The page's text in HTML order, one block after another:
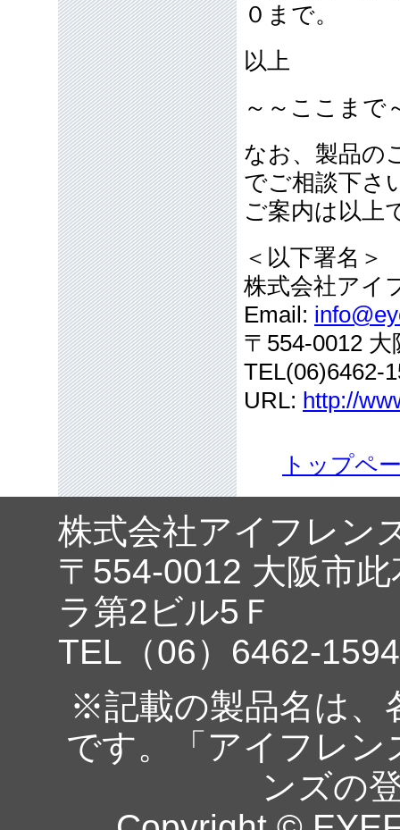
０まで
以上
～～ここまで
なお、製品の
でご相談下さ
ご案内は以上
＜以下署名＞
株式会社アイ
Email:
〒554-0012
TEL(06)6462-
URL: http://
トップペ
株式会社アイフレン
〒554-0012 大阪市
ラ第2ビル5Ｆ
TEL（06）6462-
※記載の製品名は、
です。「アイフレ
ンズの